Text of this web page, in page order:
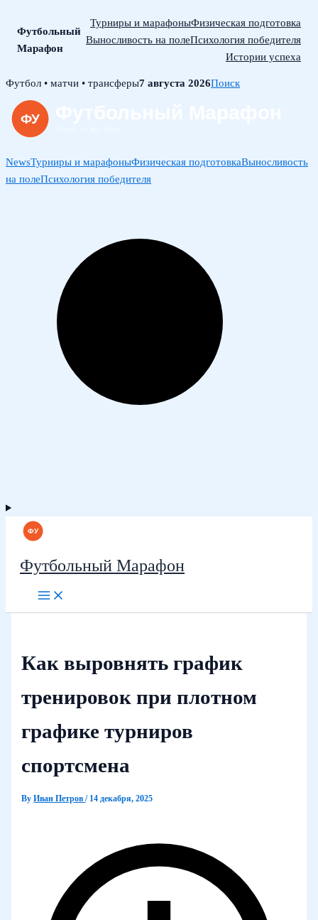
Футбольный
Марафон
Турниры и марафоныФизическая подготовка
Выносливость на полеПсихология победителя
Истории успеха
Skip
content
Футбол • матчи • трансферы7 августа 2026Поиск
NewsТурниры и марафоныФизическая подготовкаВыносливость
на полеПсихология победителя
Футбольный Марафон
Как выровнять график
тренировок при плотном
графике турниров
спортсмена
ByИван Петров/ 14 декабря, 2025